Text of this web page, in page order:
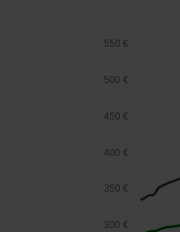
300 €
350 €
400 €
450 €
500 €
550 €